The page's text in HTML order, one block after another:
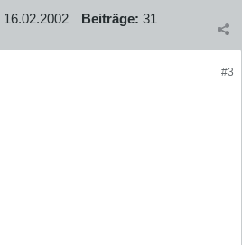
16.02.2002 Beiträge: 31
#3